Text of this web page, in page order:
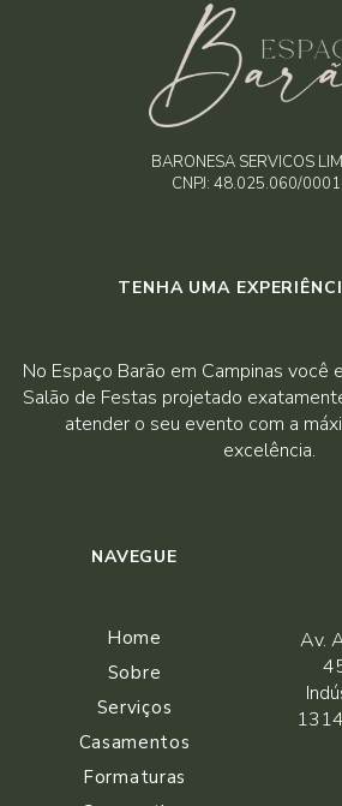
BARONESA SERVICOS
CNPJ: 48.025.060/
TENHA UMA
No Espaço Barão em Campinas você
Salão de Festas projetado
atender o seu evento com a
excelência.
NAVEGUE
Home
Sobre
Serviços
Casamentos
Formaturas
Av.